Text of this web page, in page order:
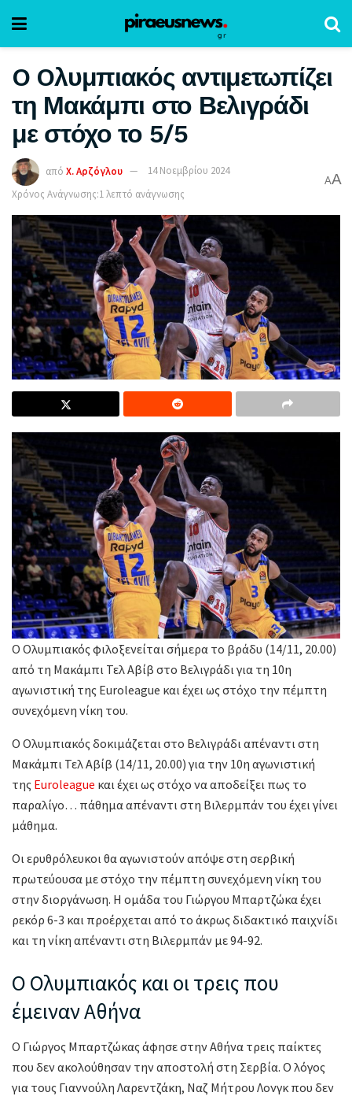
O Oλυμπιακός αντιμετωπίζει
τη Μακάμπι στο Βελιγράδι
με στόχο το 5/5
από Χ. Αρζόγλου
14 Νοεμβρίου 2024
Χρόνος Ανάγνωσης:1 λεπτό ανάγνωσης
AA
Ο Ολυμπιακός φιλοξενείται σήμερα το βράδυ (14/11, 20.00)
από τη Μακάμπι Τελ Αβίβ στο Βελιγράδι για τη 10η
αγωνιστική της Euroleague και έχει ως στόχο την πέμπτη
συνεχόμενη νίκη του.
O Oλυμπιακός δοκιμάζεται στο Βελιγράδι απέναντι στη
Μακάμπι Τελ Αβίβ (14/11, 20.00) για την 10η αγωνιστική
της Euroleague και έχει ως στόχο να αποδείξει πως το
παραλίγο… πάθημα απέναντι στη Βιλερμπάν του έχει γίνει
μάθημα.
Οι ερυθρόλευκοι θα αγωνιστούν απόψε στη σερβική
πρωτεύουσα με στόχο την πέμπτη συνεχόμενη νίκη του
στην διοργάνωση. Η ομάδα του Γιώργου Μπαρτζώκα έχει
ρεκόρ 6-3 και προέρχεται από το άκρως διδακτικό παιχνίδι
και τη νίκη απέναντι στη Βιλερμπάν με 94-92.
Ο Ολυμπιακός και οι τρεις που
έμειναν Αθήνα
Ο Γιώργος Μπαρτζώκας άφησε στην Αθήνα τρεις παίκτες
που δεν ακολούθησαν την αποστολή στη Σερβία. Ο λόγος
για τους Γιαννούλη Λαρεντζάκη, Ναζ Μήτρου Λονγκ που δεν